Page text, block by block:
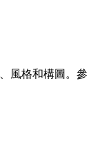
風格和構圖。參